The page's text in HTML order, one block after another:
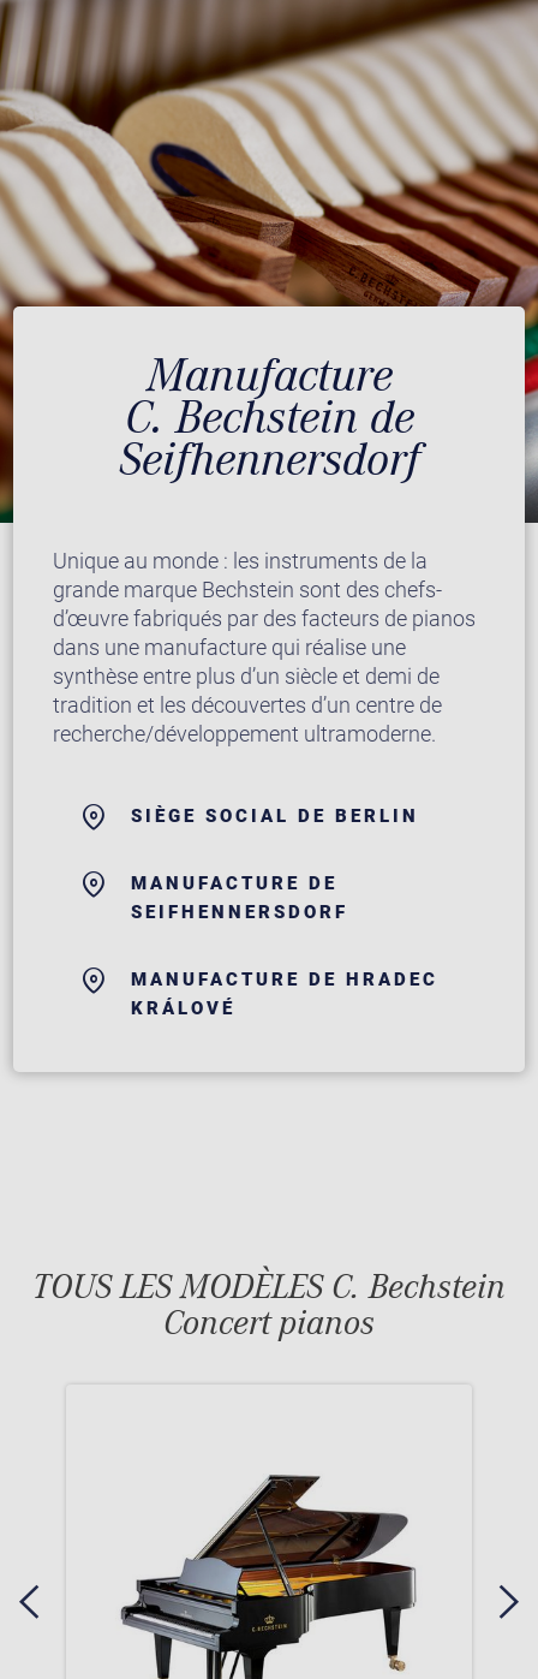
Manufacture
C. Bechstein de
Seifhennersdorf
Unique au monde : les instruments de la
grande marque Bechstein sont des chefs-
d’œuvre fabriqués par des facteurs de pianos
dans une manufacture qui réalise une
synthèse entre plus d’un siècle et demi de
tradition et les découvertes d’un centre de
recherche/développement ultramoderne.
SIÈGE SOCIAL DE BERLIN
MANUFACTURE DE
SEIFHENNERSDORF
MANUFACTURE DE HRADEC
KRÁLOVÉ
TOUS LES MODÈLES C. Bechstein
Concert pianos